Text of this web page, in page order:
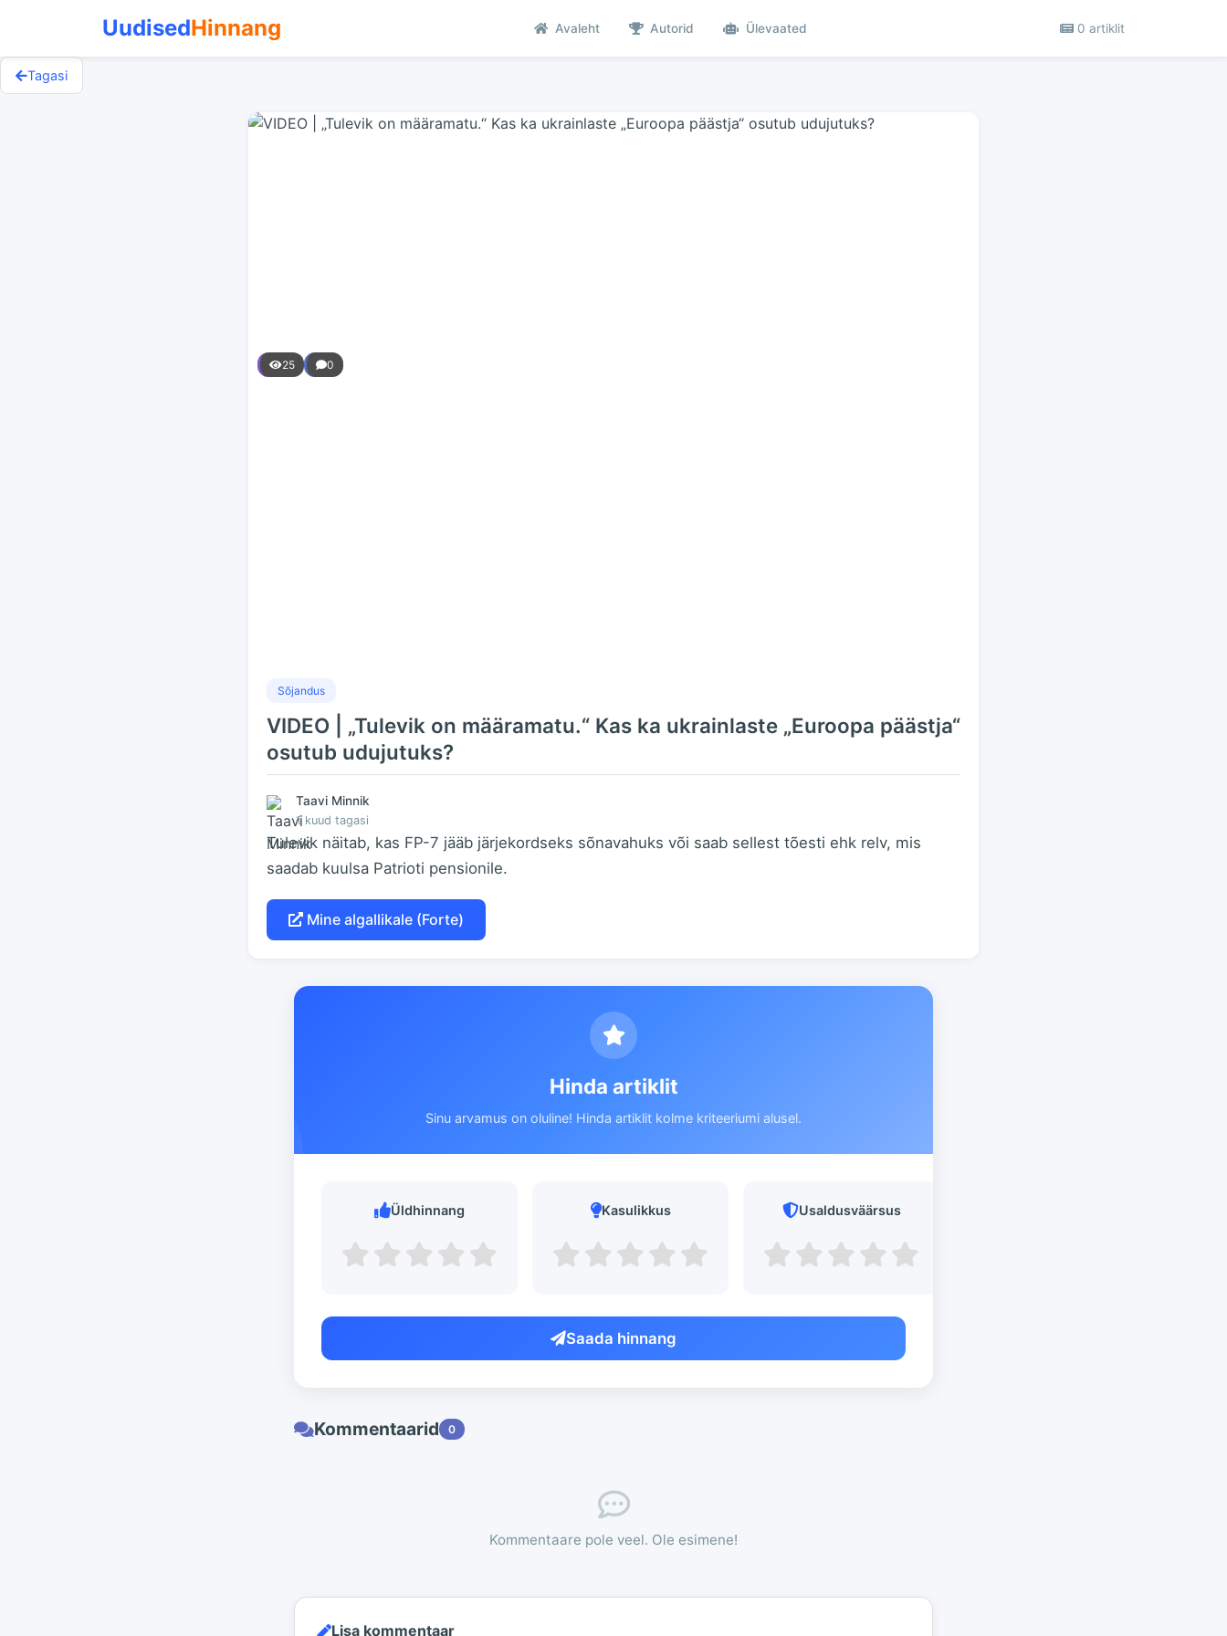
UudisedHinnang Avaleht Autorid Ülevaated 0 artiklit
Tagasi
25 0
Sõjandus
VIDEO | „Tulevik on määramatu.“ Kas ka ukrainlaste „Euroopa päästja“
osutub udujutuks?
Taavi Minnik
1 kuud tagasi
Tulevik näitab, kas FP-7 jääb järjekordseks sõnavahuks või saab sellest tõesti ehk relv, mis
saadab kuulsa Patrioti pensionile.
Mine algallikale (Forte)
Hinda artiklit
Sinu arvamus on oluline! Hinda artiklit kolme kriteeriumi alusel.
Üldhinnang Kasulikkus Usaldusväärsus
Saada hinnang
Kommentaarid 0
Kommentaare pole veel. Ole esimene!
Lisa kommentaar